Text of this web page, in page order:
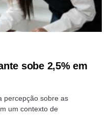
sobe 2,5% em
percepção sobre as
um contexto de